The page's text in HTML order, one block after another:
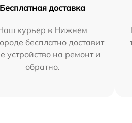
Бесплатная доставка
курьер в Нижнем
бесплатно доставит
устройство на ремонт и
обратно.